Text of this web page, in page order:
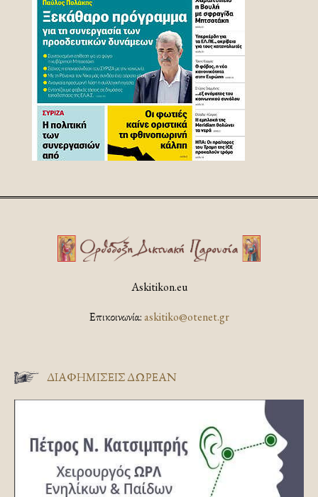
Askitikon.eu
Επικοινωνία:askitiko@otenet.gr
ΔΙΑΦΗΜΊΣΕΙΣ ΔΩΡΕΆΝ